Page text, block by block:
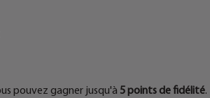
pouvez gagner jusqu'à 5points de fidélité.